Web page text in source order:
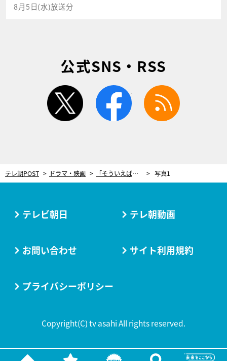
8月5日(水)放送分
公式SNS・RSS
twitter facebook
テレ朝POST ドラマ・映画 「そういえば…」ラスト2分41秒で重要情報判明！犯人が鮮明に浮かび上がる衝撃展開＜再会＞ 写真1
テレビ朝日 テレ朝動画
お問い合わせ サイト利用規約
プライバシーポリシー
Copyright(C) tv asahi All rights reserved.